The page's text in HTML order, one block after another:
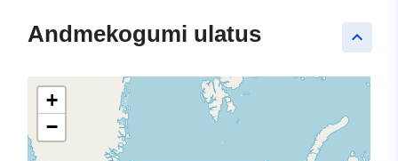
keyboard_arrow_up
Andmekogumi ulatus
+
−